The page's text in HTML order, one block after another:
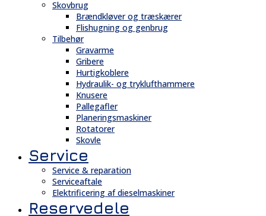
Skovbrug
Brændkløver og træskærer
Flishugning og genbrug
Tilbehør
Gravarme
Gribere
Hurtigkoblere
Hydraulik- og tryklufthammere
Knusere
Pallegafler
Planeringsmaskiner
Rotatorer
Skovle
Service
Service & reparation
Serviceaftale
Elektrificering af dieselmaskiner
Reservedele